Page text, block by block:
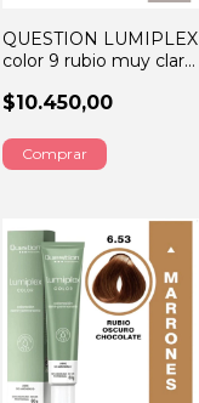
QUESTION LUMIPLEX
color 9 rubio muy claro
$10.450,00